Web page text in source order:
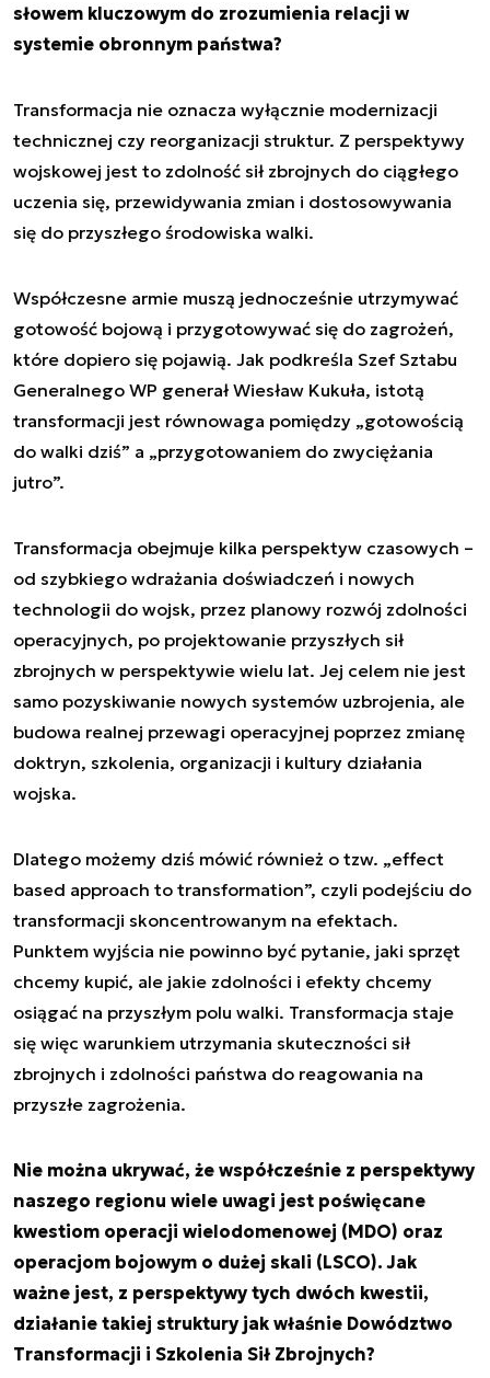
słowem kluczowym do zrozumienia relacji w
systemie obronnym państwa?
Transformacja nie oznacza wyłącznie modernizacji
technicznej czy reorganizacji struktur. Z perspektywy
wojskowej jest to zdolność sił zbrojnych do ciągłego
uczenia się, przewidywania zmian i dostosowywania
się do przyszłego środowiska walki.
Współczesne armie muszą jednocześnie utrzymywać
gotowość bojową i przygotowywać się do zagrożeń,
które dopiero się pojawią. Jak podkreśla Szef Sztabu
Generalnego WP generał Wiesław Kukuła, istotą
transformacji jest równowaga pomiędzy „gotowością
do walki dziś” a „przygotowaniem do zwyciężania
jutro”.
Transformacja obejmuje kilka perspektyw czasowych –
od szybkiego wdrażania doświadczeń i nowych
technologii do wojsk, przez planowy rozwój zdolności
operacyjnych, po projektowanie przyszłych sił
zbrojnych w perspektywie wielu lat. Jej celem nie jest
samo pozyskiwanie nowych systemów uzbrojenia, ale
budowa realnej przewagi operacyjnej poprzez zmianę
doktryn, szkolenia, organizacji i kultury działania
wojska.
Dlatego możemy dziś mówić również o tzw. „effect
based approach to transformation”, czyli podejściu do
transformacji skoncentrowanym na efektach.
Punktem wyjścia nie powinno być pytanie, jaki sprzęt
chcemy kupić, ale jakie zdolności i efekty chcemy
osiągać na przyszłym polu walki. Transformacja staje
się więc warunkiem utrzymania skuteczności sił
zbrojnych i zdolności państwa do reagowania na
przyszłe zagrożenia.
Nie można ukrywać, że współcześnie z perspektywy
naszego regionu wiele uwagi jest poświęcane
kwestiom operacji wielodomenowej (MDO) oraz
operacjom bojowym o dużej skali (LSCO). Jak
ważne jest, z perspektywy tych dwóch kwestii,
działanie takiej struktury jak właśnie Dowództwo
Transformacji i Szkolenia Sił Zbrojnych?